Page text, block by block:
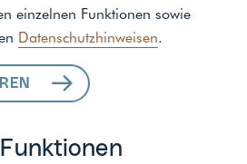
einzelnen Funktionen sowie
Datenschutzhinweisen.
ZUHAUSE